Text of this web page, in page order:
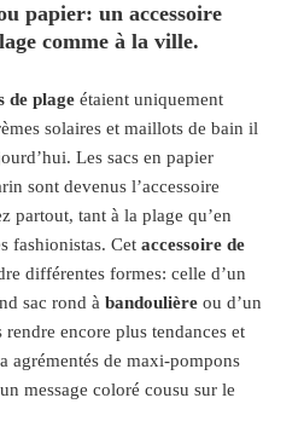
papier: un accessoire
comme à la ville.
de plage étaient uniquement
solaires et maillots de bain il
Les sacs en papier
sont devenus l’accessoire
partout, tant à la plage qu’en
fashionistas. Cetaccessoire de
différentes formes: celle d’un
sac rond àbandoulière ou d’un
rendre encore plus tendances et
agrémentés de maxi-pompons
message coloré cousu sur le